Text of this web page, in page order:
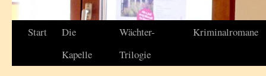
Start
Die
Kapelle
Wächter-
Trilogie
Kriminalromane